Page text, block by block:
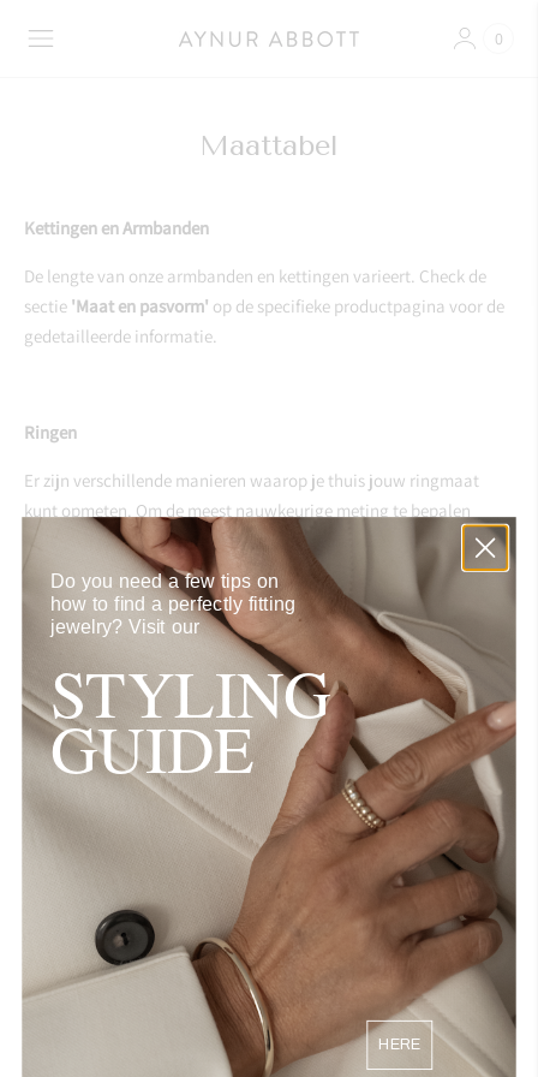
0
Maattabel
Kettingen en Armbanden
De lengte van onze armbanden en kettingen varieert. Check de
sectie 'Maat en pasvorm' op de specifieke productpagina voor de
gedetailleerde informatie.
Ringen
Er zijn verschillende manieren waarop je thuis jouw ringmaat
kunt opmeten. Om de meest nauwkeurige meting te bepalen
raden wij je aan om onzeringmeter te gebruiken.
Onze standaard ringmaten zijn 52, 54 of 56 voor klassieke ringen.
De maten voor pinkringen zijn 46,48 en 50. Als je een ring nodig
hebt waarvan de maat tussen, of onder/boven onze standaard
maten valt, lees dan verder.
Als je een ring, ketting of armband in een afwijkende/specifieke
maat wilt aanvragen, kun je ons een aanvraag sturen via
Do you need a few tips on
how to find a perfectly fitting
jewelry? Visit our
STYLING
GUIDE
HERE